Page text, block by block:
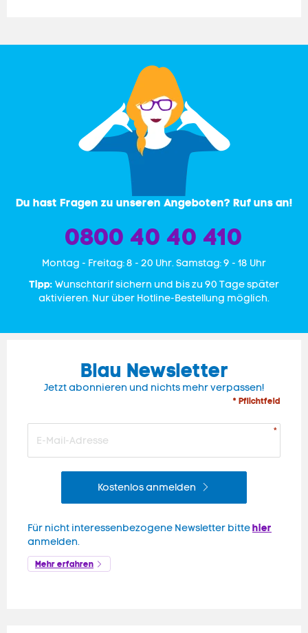
Du hast Fragen zu unseren Angeboten? Ruf uns an!
0800 40 40 410
Mon­tag - Freitag: 8 - 20 Uhr. Samstag: 9 - 18 Uhr
Tipp: Wunschtarif sichern und bis zu 90 Tage später
aktivieren. Nur über Hotline-Bestellung möglich.
Blau Newsletter
Jetzt abonnieren und nichts mehr verpassen!
* Pflichtfeld
Kostenlos anmelden
Für nicht interessenbezogene Newsletter bittehier
anmelden.
Mehr erfahren